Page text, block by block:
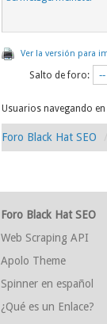
Ver la versión para
Salto de foro:
Usuarios navegando
Foro Black Hat SEO
Foro Black Hat SEO
Web Scraping API
Apolo Theme
Spinner en español
¿Qué es un Enlace?